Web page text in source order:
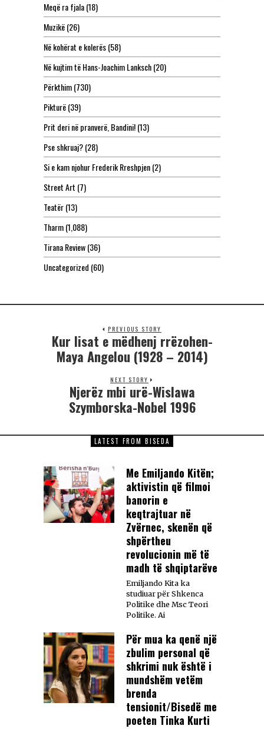
Meqë ra fjala(18)
Muzikë(26)
Në kohërat e kolerës(58)
Në kujtim të Hans-Joachim Lanksch(20)
Përkthim(730)
Pikturë(39)
Prit deri në pranverë, Bandini!(13)
Pse shkruaj?(28)
Si e kam njohur Frederik Rreshpjen(2)
Street Art (7)
Teatër(13)
Tharm(1,088)
Tirana Review(36)
Uncategorized (60)
PREVIOUS STORY
Kur lisat e mëdhenj rrëzohen-
Maya Angelou (1928 – 2014)
NEXT STORY
Njerëz mbi urë-Wislawa
Szymborska-Nobel 1996
LATEST FROM BISEDA
Me Emiljando Kitën;
aktivistin që filmoi
banorin e
keqtrajtuar në
Zvërnec, skenën që
shpërtheu
revolucionin më të
madh të shqiptarëve
Emiljando Kita ka
studiuar për Shkenca
Politike dhe Msc Teori
Politike. Ai
Për mua ka qenë një
zbulim personal që
shkrimi nuk është i
mundshëm vetëm
brenda
tensionit/Bisedë me
poeten Tinka Kurti